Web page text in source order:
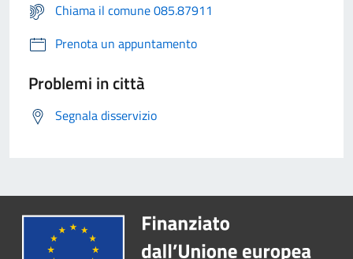
Chiama il comune 085.87911
Prenota un appuntamento
Problemi in città
Segnala disservizio